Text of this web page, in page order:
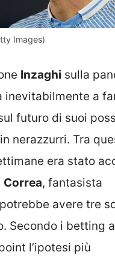
Images)
Inzaghi sulla
inevitabilmente a
futuro di suoi
nerazzurri. Tra
era stato
Correa, fantasista
avere tre
Secondo i betting
l’ipotesi più